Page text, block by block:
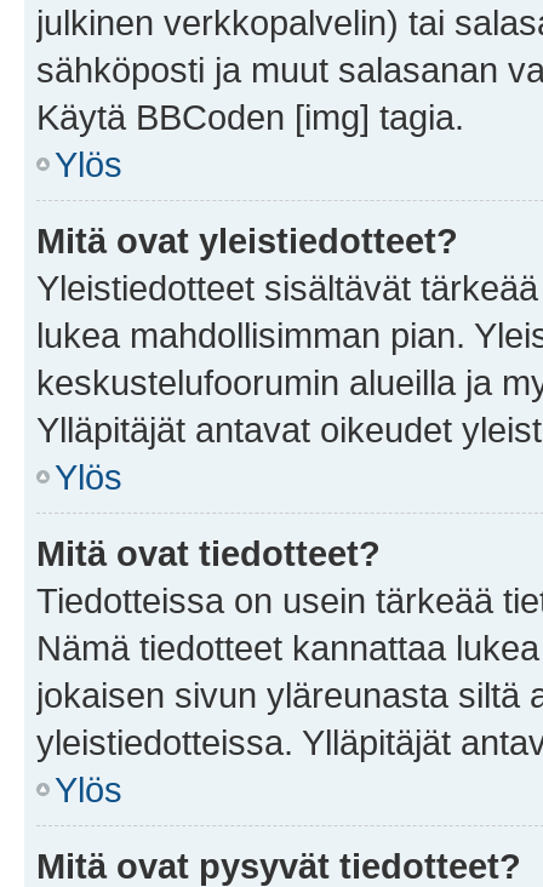
julkinen verkkopalvelin) tai
sähköposti ja muut salasanan
Käytä BBCoden [img] tagia.
Ylös
Mitä ovat yleistiedotteet?
Yleistiedotteet sisältävät
lukea mahdollisimman pian.
keskustelufoorumin alueilla ja
Ylläpitäjät antavat oikeudet
Ylös
Mitä ovat tiedotteet?
Tiedotteissa on usein tärkeää
Nämä tiedotteet kannattaa
jokaisen sivun yläreunasta siltä
yleistiedotteissa. Ylläpitäjät
Ylös
Mitä ovat pysyvät tiedotteet?